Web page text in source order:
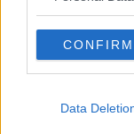
CONFIRM
Data
Continuando, la
Metaverso smart
Fiamme
Anzi